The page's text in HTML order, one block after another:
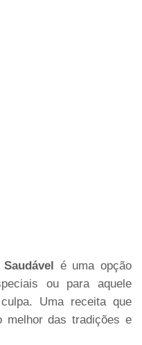
é uma opção
ou para aquele
Uma receita que
melhor das tradições e